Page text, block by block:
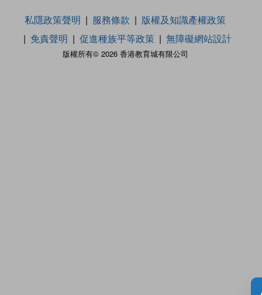
版權所有© 2026 香港教育城有限公司
私隱政策聲明 服務條款
版權及知識產權政策
免責聲明
促進種族平等政策 無障礙網站設計